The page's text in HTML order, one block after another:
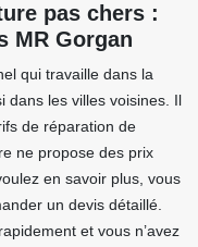
pas chers :
MR Gorgan
qui travaille dans la
dans les villes voisines. Il
de réparation de
ne propose des prix
en savoir plus, vous
un devis détaillé.
et vous n’avez